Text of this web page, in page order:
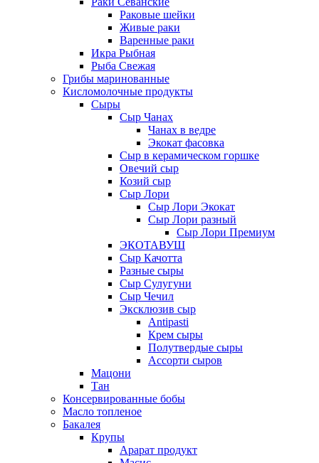
Раковые шейки
Живые раки
Варенные раки
Икра Рыбная
Рыба Свежая
Грибы маринованные
Кисломолочные продукты
Сыры
Сыр Чанах
Чанах в ведре
Экокат фасовка
Сыр в керамическом горшке
Овечий сыр
Козий сыр
Сыр Лори
Сыр Лори Экокат
Сыр Лори разный
Сыр Лори Премиум
ЭКОТАВУШ
Сыр Качотта
Разные сыры
Сыр Сулугуни
Сыр Чечил
Эксклюзив сыр
Antipasti
Крем сыры
Полутвердые сыры
Ассорти сыров
Мацони
Тан
Консервированные бобы
Масло топленое
Бакалея
Крупы
Арарат продукт